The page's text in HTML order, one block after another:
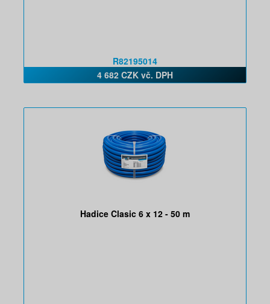
R82195014
4 682 CZK vč. DPH
Hadice Clasic 6 x 12 - 50 m